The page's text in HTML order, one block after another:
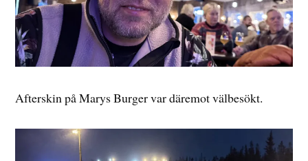
Afterskin på Marys Burger var däremot välbesökt.